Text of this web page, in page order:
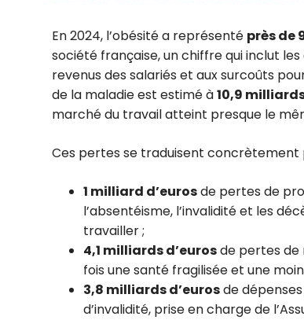
En 2024, l’obésité a représenté près de
société française, un chiffre qui inclut
revenus des salariés et aux surcoûts
de la maladie est estimé à10,9
marché du travail atteint presque le
Ces pertes se traduisent concrètement
1 milliard d’eurosde pertes de
l’absentéisme, l’invalidité et les
travailler ;
4,1 milliards d’eurosde pertes de
fois une santé fragilisée et une
3,8 milliards d’eurosde dépenses
d’invalidité, prise en charge de